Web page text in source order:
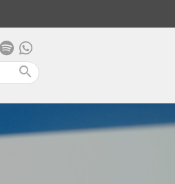
search